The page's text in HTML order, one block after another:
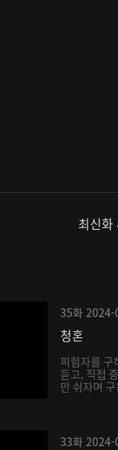
최신화
35화 2024-
청혼
피험자를 구
듣고, 직접
만 쉬자며
33화 2024-